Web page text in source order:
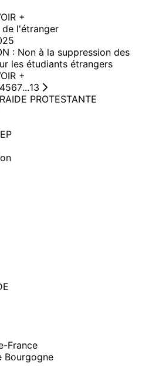
+
l'étranger
: Non à la suppression des
les étudiants étrangers
+
4567...13
PROTESTANTE
France
Bourgogne